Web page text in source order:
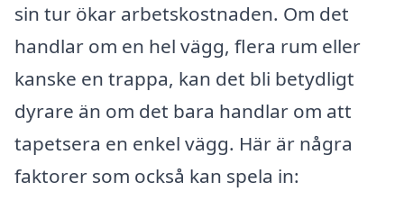
sin tur ökar arbetskostnaden. Om det
handlar om en hel vägg, flera rum eller
kanske en trappa, kan det bli betydligt
dyrare än om det bara handlar om att
tapetsera en enkel vägg. Här är några
faktorer som också kan spela in: